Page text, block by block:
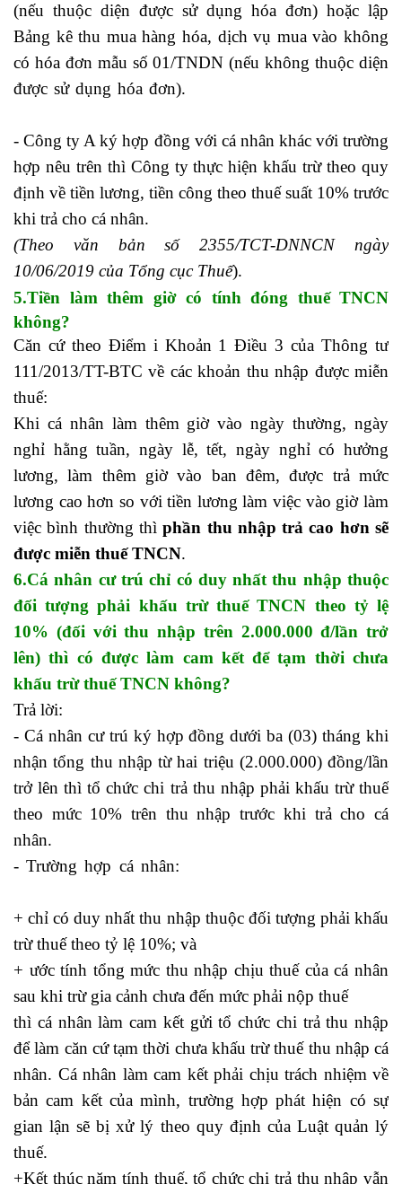
(nếu thuộc diện được sử dụng hóa đơn) hoặc lập
Bảng kê thu mua hàng hóa, dịch vụ mua vào không
có hóa đơn mẫu số 01/TNDN (nếu không thuộc diện
được sử dụng hóa đơn).
- Công ty A ký hợp đồng với cá nhân khác với trường
hợp nêu trên thì Công ty thực hiện khấu trừ theo quy
định về tiền lương, tiền công theo thuế suất 10% trước
khi trả cho cá nhân.
(Theo văn bản số 2355/TCT-DNNCN ngày
10/06/2019 của Tổng cục Thuế).
5.Tiền làm thêm giờ có tính đóng thuế TNCN
không?
Căn cứ theo Điểm i Khoản 1 Điều 3 của Thông tư
111/2013/TT-BTC về các khoản thu nhập được miễn
thuế:
Khi cá nhân làm thêm giờ vào ngày thường, ngày
nghỉ hằng tuần, ngày lễ, tết, ngày nghỉ có hưởng
lương, làm thêm giờ vào ban đêm, được trả mức
lương cao hơn so với tiền lương làm việc vào giờ làm
việc bình thường thìphần thu nhập trả cao hơn sẽ
được miễn thuế TNCN.
6.Cá nhân cư trú chỉ có duy nhất thu nhập thuộc
đối tượng phải khấu trừ thuế TNCN theo tỷ lệ
10% (đối với thu nhập trên 2.000.000 đ/lần trở
lên) thì có được làm cam kết để tạm thời chưa
khấu trừ thuế TNCN không?
Trả lời:
- Cá nhân cư trú ký hợp đồng dưới ba (03) tháng khi
nhận tổng thu nhập từ hai triệu (2.000.000) đồng/lần
trở lên thì tổ chức chi trả thu nhập phải khấu trừ thuế
theo mức 10% trên thu nhập trước khi trả cho cá
nhân.
- Trường hợp cá nhân:
+ chỉ có duy nhất thu nhập thuộc đối tượng phải khấu
trừ thuế theo tỷ lệ 10%; và
+ ước tính tổng mức thu nhập chịu thuế của cá nhân
sau khi trừ gia cảnh chưa đến mức phải nộp thuế
thì cá nhân làm cam kết gửi tổ chức chi trả thu nhập
để làm căn cứ tạm thời chưa khấu trừ thuế thu nhập cá
nhân. Cá nhân làm cam kết phải chịu trách nhiệm về
bản cam kết của mình, trường hợp phát hiện có sự
gian lận sẽ bị xử lý theo quy định của Luật quản lý
thuế.
+Kết thúc năm tính thuế, tổ chức chi trả thu nhập vẫn